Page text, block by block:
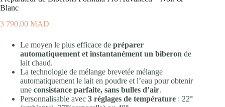
Blanc
3 790,00 MAD
Le moyen le plus efficace de préparer
automatiquement et instantanément un biberon de
lait chaud.
La technologie de mélange brevetée mélange
automatiquement le lait en poudre et l’eau pour obtenir
une consistance parfaite, sans bulles d’air.
Personnalisable avec 3 réglages de température : 22°